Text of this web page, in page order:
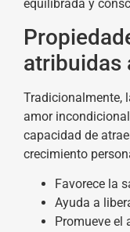
equilibrada y
atribuidas
Tradicionalmente,
amor
capacidad de
crecimiento
Favorece la
Ayuda a
Promueve el